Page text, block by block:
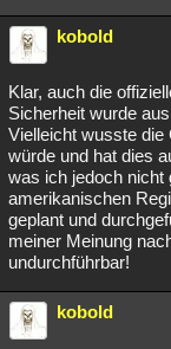
kobold
Klar, auch die
Sicherheit wurde
Vielleicht wusste
würde und hat dies
was ich jedoch nicht
amerikanischen
geplant und
meiner Meinung
undurchführbar!
kobold